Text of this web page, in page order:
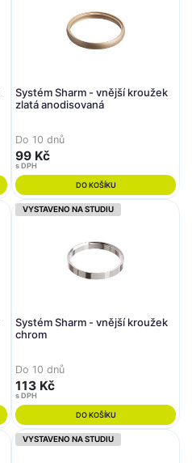
Systém Sharm - vnější kroužek
zlatá anodisovaná
Do 10 dnů
99 Kč
s DPH
DO KOŠÍKU
VYSTAVENO NA STUDIU
Systém Sharm - vnější kroužek
chrom
Do 10 dnů
113 Kč
s DPH
DO KOŠÍKU
VYSTAVENO NA STUDIU